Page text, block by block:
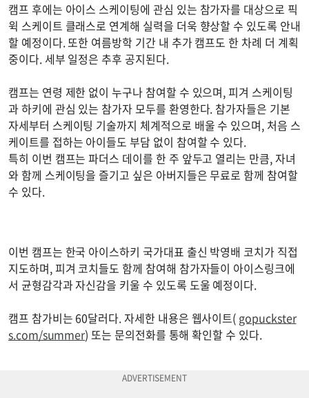
캠프 후에는 아이스 스케이팅에 관심 있는 참가자를 대상으로 픽
윅 스케이트 클래스로 연계해 실력을 더욱 향상할 수 있도록 안내
할 예정이다. 또한 여름방학 기간 내 추가 캠프도 한 차례 더 계획
중이다. 세부 일정은 추후 공지된다.
캠프는 연령 제한 없이 누구나 참여할 수 있으며, 피겨 스케이팅
과 하키에 관심 있는 참가자 모두를 환영한다. 참가자들은 기본
자세부터 스케이팅 기술까지 체계적으로 배울 수 있으며, 처음 스
케이트를 접하는 아이들도 부담 없이 참여할 수 있다.
특히 이번 캠프는 파더스 데이를 한 주 앞두고 열리는 만큼, 자녀
와 함께 스케이팅을 즐기고 싶은 아버지들은 무료로 함께 참여할
수 있다.
이번 캠프는 한국 아이스하키 국가대표 출신 박영배 코치가 직접
지도하며, 피겨 코치들도 함께 참여해 참가자들이 아이스링크에
서 균형감각과 자신감을 키울 수 있도록 도울 예정이다.
캠프 참가비는 60달러다. 자세한 내용은 웹사이트( gopuckster
s.com/summer) 또는 문의전화를 통해 확인할 수 있다.